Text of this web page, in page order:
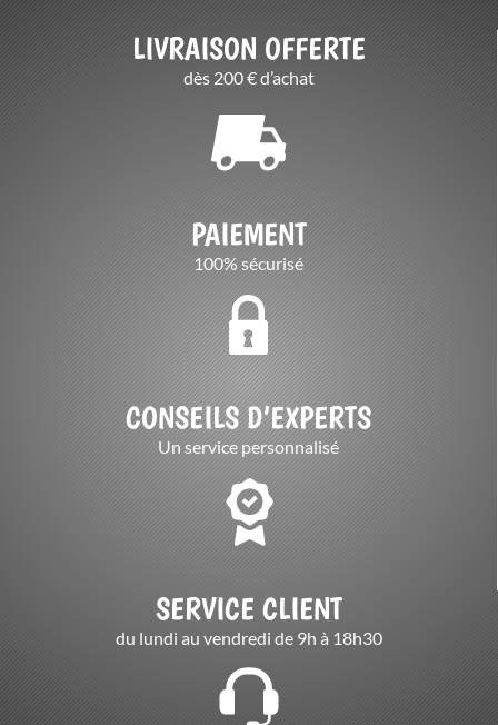
LIVRAISON OFFERTE
dès 200 € d’achat
PAIEMENT
100% sécurisé
CONSEILS D’EXPERTS
Un service personnalisé
SERVICE CLIENT
du lundi au vendredi de 9h à 18h30